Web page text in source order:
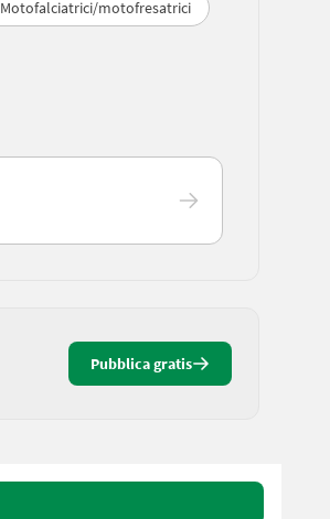
Motofalciatrici/motofresatrici
Pubblica gratis